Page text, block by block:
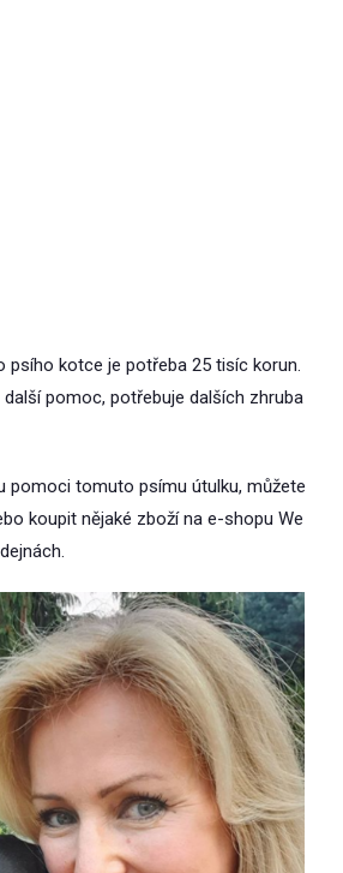
psího kotce je potřeba 25 tisíc korun.
pomoc, potřebuje dalších zhruba
pomoci tomuto psímu útulku, můžete
koupit nějaké zboží na e-shopu We